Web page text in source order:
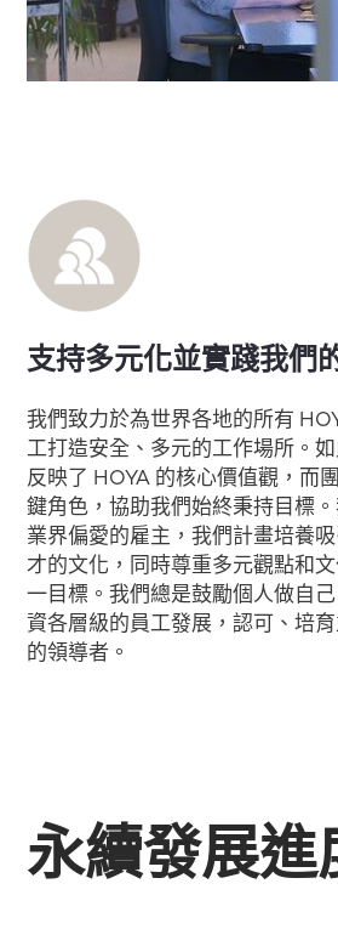
支持多元化並實踐我們
我們致力於為世界各地的所有
工打造安全、多元的工作場所。
反映了 HOYA 的核心價值觀，而
鍵角色，協助我們始終秉持目標
業界偏愛的雇主，我們計畫培養
才的文化，同時尊重多元觀點和
一目標。我們總是鼓勵個人做自
資各層級的員工發展，認可、培
的領導者。
永續發展進